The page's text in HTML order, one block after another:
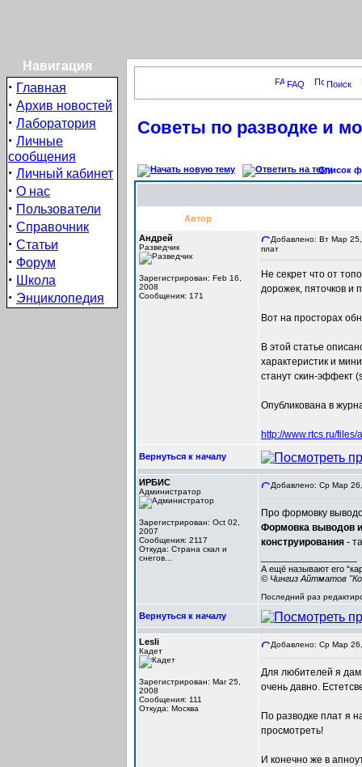
Навигация
· Главная
· Архив новостей
· Лаборатория
· Личные
сообщения
· Личный кабинет
· О нас
· Пользователи
· Справочник
· Статьи
· Форум
· Школа
· Энциклопедия
FAQ Поиск
Советы по разводке и
Список
Автор
Андрей
Разведчик
Зарегистрирован: Feb 16,
2008
Сообщения: 171
Добавлено: Вт Мар
плат
Не секрет что от
дорожек, пяточков и
Вот на просторах
В этой статье
характеристик и
станут скин-эффект
Опубликована в
http://www.rtcs.ru/
Вернуться к началу
ИРБИС
Администратор
Зарегистрирован: Oct 02,
2007
Сообщения: 2117
Откуда: Cтрана скал и
снегов...
Добавлено: Ср Мар
Про формовку
Формовка выводов
конструирования -
А ещё называют его
© Чингиз Айтматов
Последний раз
Вернуться к началу
Lesli
Кадет
Зарегистрирован: Mar 25,
2008
Сообщения: 111
Откуда: Москва
Добавлено: Ср Мар
Для любителей я дам
очень давно.
По разводке плат я
просмотреть!
И конечно же в